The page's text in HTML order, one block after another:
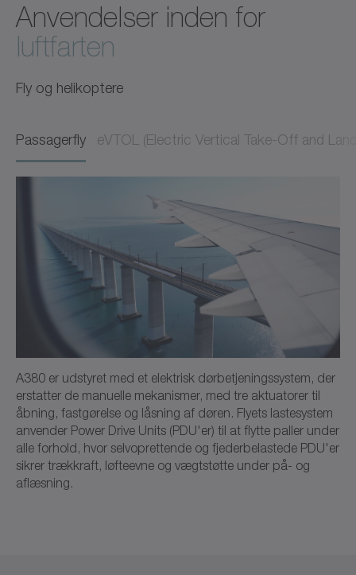
Anvendelser inden for
luftfarten
Fly og helikoptere
Passagerfly eVTOL (Electric Vertical Take-Off and
A380 er udstyret med et elektrisk dørbetjeningssystem, der
erstatter de manuelle mekanismer, med tre aktuatorer til
åbning, fastgørelse og låsning af døren. Flyets lastesystem
anvender Power Drive Units (PDU'er) til at flytte paller under
alle forhold, hvor selvoprettende og fjederbelastede PDU'er
sikrer trækkraft, løfteevne og vægtstøtte under på- og
aflæsning.